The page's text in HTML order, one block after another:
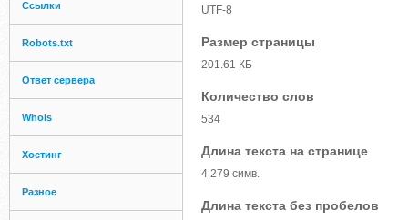
Ссылки
Robots.txt
Ответ сервера
Whois
Хостинг
Разное
UTF-8
Размер страницы
201.61 КБ
Количество слов
534
Длина текста на странице
4 279 симв.
Длина текста без пробелов